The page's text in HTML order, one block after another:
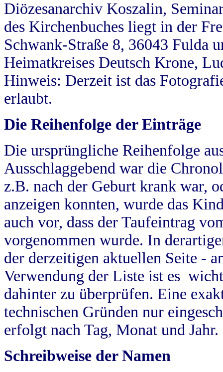
Diözesanarchiv Koszalin,
des Kirchenbuches liegt in der
Schwank-Straße 8, 36043 Fulda
Heimatkreises Deutsch Krone,
Hinweis: Derzeit ist das
erlaubt.
Die Reihenfolge der Einträge
Die ursprüngliche Reihenfolge
Ausschlaggebend war die
z.B. nach der Geburt krank war,
anzeigen konnten, wurde das
auch vor, dass der Taufeintrag
vorgenommen wurde. In
der derzeitigen aktuellen Seite -
Verwendung der Liste ist es
dahinter zu überprüfen. Eine
technischen Gründen nur
erfolgt nach Tag, Monat und Jahr.
Schreibweise der Namen